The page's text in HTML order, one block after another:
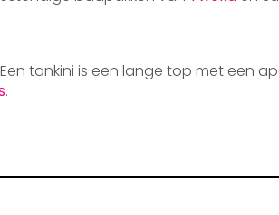
tankini is een lange top met een
.